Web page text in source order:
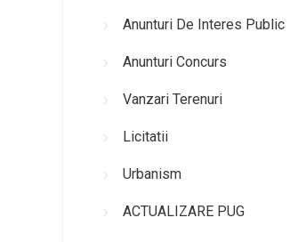
Anunturi De Interes Public
Anunturi Concurs
Vanzari Terenuri
Licitatii
Urbanism
ACTUALIZARE PUG